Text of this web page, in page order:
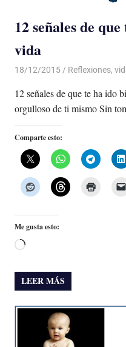
12 señales de
vida
18/12/2015 Luis
Reflexiones,
12 señales de que te ha ido
orgulloso de ti mismo Sin
Comparte esto:
Me gusta esto:
Cargando...
LEER MÁS